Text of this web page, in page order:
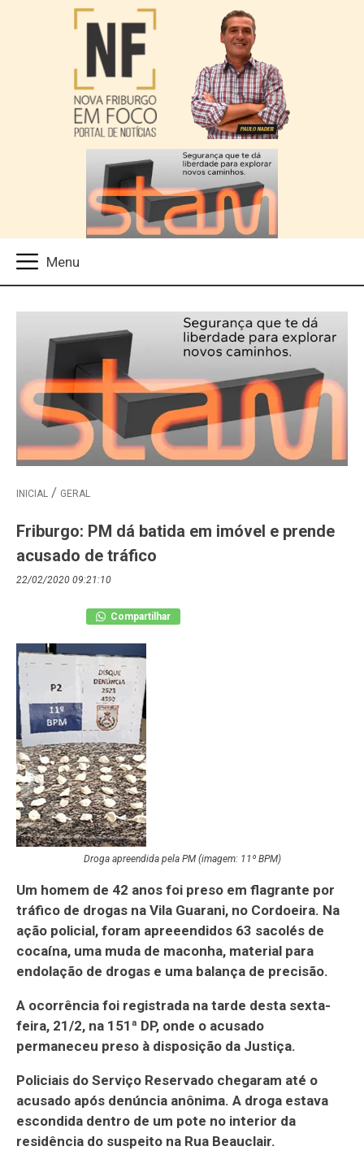
INICIAL GERAL
Friburgo: PM dá batida em imóvel e prende
acusado de tráfico
22/02/2020 09:21:10
Compartilhar
Droga apreendida pela PM (imagem: 11º BPM)
Um homem de 42 anos foi preso em flagrante por
tráfico de drogas na Vila Guarani, no Cordoeira. Na
ação policial, foram apreeendidos 63 sacolés de
cocaína, uma muda de maconha, material para
endolação de drogas e uma balança de precisão.
A ocorrência foi registrada na tarde desta sexta-
feira, 21/2, na 151ª DP, onde o acusado
permaneceu preso à disposição da Justiça.
Policiais do Serviço Reservado chegaram até o
acusado após denúncia anônima. A droga estava
escondida dentro de um pote no interior da
residência do suspeito na Rua Beauclair.